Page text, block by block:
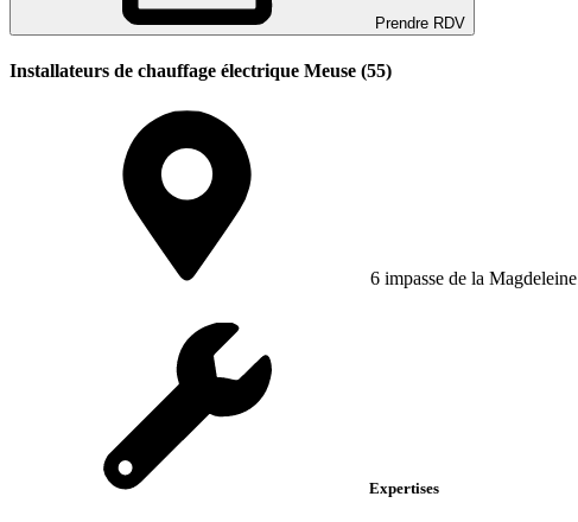
Prendre RDV
Installateurs de chauffage électrique Meuse (55)
6 impasse de la Magdeleine
Expertises